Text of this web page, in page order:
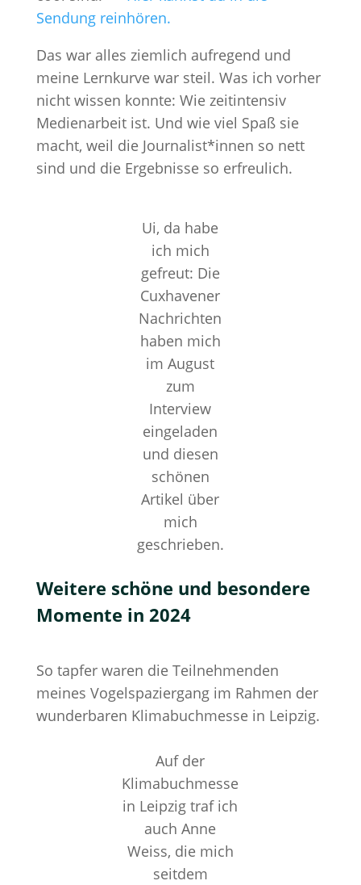
Sendung reinhören.
Das war alles ziemlich aufregend und
meine Lernkurve war steil. Was ich vorher
nicht wissen konnte: Wie zeitintensiv
Medienarbeit ist. Und wie viel Spaß sie
macht, weil die Journalist*innen so nett
sind und die Ergebnisse so erfreulich.
Ui, da habe
ich mich
gefreut: Die
Cuxhavener
Nachrichten
haben mich
im August
zum
Interview
eingeladen
und diesen
schönen
Artikel über
mich
geschrieben.
Weitere schöne und besondere
Momente in 2024
So tapfer waren die Teilnehmenden
meines Vogelspaziergang im Rahmen der
wunderbaren Klimabuchmesse in Leipzig.
Auf der
Klimabuchmesse
in Leipzig traf ich
auch Anne
Weiss, die mich
seitdem